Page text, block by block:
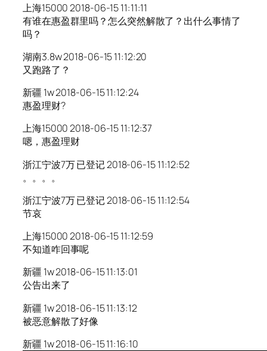
上海15000 2018-06-15 11:11:11
有谁在惠盈群里吗？怎么突然解散了？出什么事情了
吗？
湖南3.8w 2018-06-15 11:12:20
又跑路了？
新疆 1w 2018-06-15 11:12:24
惠盈理财?
上海15000 2018-06-15 11:12:37
嗯，惠盈理财
浙江宁波7万 已登记 2018-06-15 11:12:52
。。。。
浙江宁波7万 已登记 2018-06-15 11:12:54
节哀
上海15000 2018-06-15 11:12:59
不知道咋回事呢
新疆 1w 2018-06-15 11:13:01
公告出来了
新疆 1w 2018-06-15 11:13:12
被恶意解散了好像
新疆 1w 2018-06-15 11:16:10